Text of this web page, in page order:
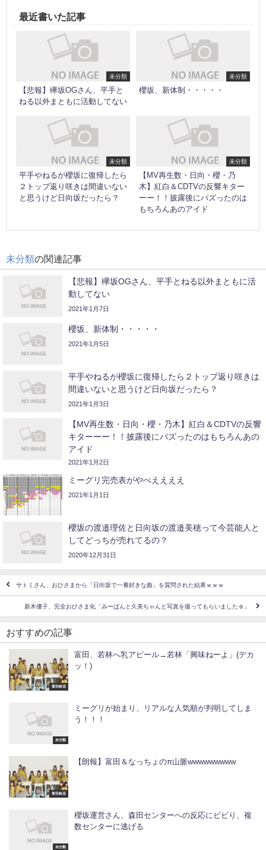
最近書いた記事
未分類
【悲報】欅坂OGさん、平手と
ねる以外まともに活動してない
未分類
櫻坂、新体制・・・・・
未分類
平手やねるが櫻坂に復帰したら
２トップ返り咲きは間違いない
と思うけど日向坂だったら？
未分類
【MV再生数・日向・櫻・乃
木】紅白＆CDTVの反響キター
ーー！！披露後にバズったのは
もちろんあのアイド
未分類の関連記事
【悲報】欅坂OGさん、平手とねる以外まともに活
動してない
2021年1月7日
櫻坂、新体制・・・・・
2021年1月5日
平手やねるが櫻坂に復帰したら２トップ返り咲きは
間違いないと思うけど日向坂だったら？
2021年1月3日
【MV再生数・日向・櫻・乃木】紅白＆CDTVの反響
キターーー！！披露後にバズったのはもちろんあの
アイド
2021年1月2日
ミーグリ完売表がやべええええ
2021年1月1日
櫻坂の渡邉理佐と日向坂の渡邉美穂って今芸能人と
してどっちが売れてるの？
2020年12月31日
サトミさん、おひさまから「日向坂で一番好きな曲」を質問された結果ｗｗｗ
新木優子、完全おひさま化「みーぱんと久美ちゃんと写真を撮ってもらいました☺」
おすすめの記事
富田鈴花
富田、若林へ乳アピール→若林「興味ねーよ」(デカ
ッ！)
未分類
ミーグリが始まり、リアルな人気順が判明してしま
う！！！
富田鈴花
【朗報】富田＆なっちょのπ山脈wwwwwwwww
未分類
櫻坂運営さん、森田センターへの反応にビビり、複
数センターに逃げる